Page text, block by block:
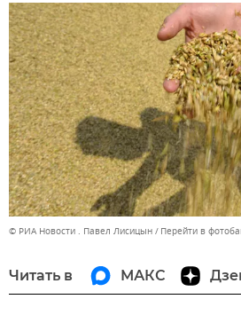
© РИА Новости . Павел Лисицын Перейти в
Читать в МАКС